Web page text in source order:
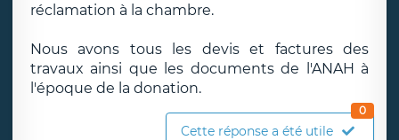
réclamation à la chambre.
Nous avons tous les devis et factures des
travaux ainsi que les documents de l'ANAH à
l'époque de la donation.
Cette réponse a été utile
0